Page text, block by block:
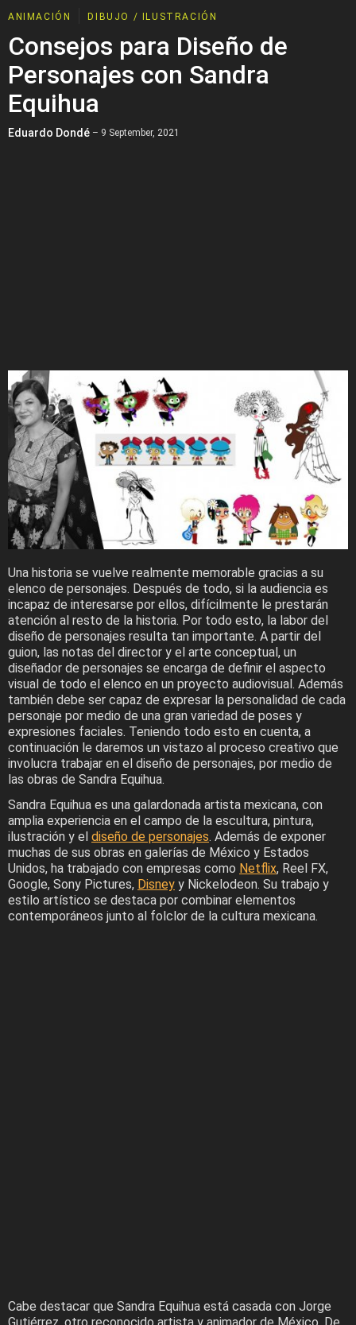
ANIMACIÓN DIBUJO / ILUSTRACIÓN
Consejos para Diseño de
Personajes con Sandra
Equihua
Eduardo Dondé – 9 September, 2021
Una historia se vuelve realmente memorable gracias a su
elenco de personajes. Después de todo, si la audiencia es
incapaz de interesarse por ellos, difícilmente le prestarán
atención al resto de la historia. Por todo esto, la labor del
diseño de personajes resulta tan importante. A partir del
guion, las notas del director y el arte conceptual, un
diseñador de personajes se encarga de definir el aspecto
visual de todo el elenco en un proyecto audiovisual. Además
también debe ser capaz de expresar la personalidad de cada
personaje por medio de una gran variedad de poses y
expresiones faciales. Teniendo todo esto en cuenta, a
continuación le daremos un vistazo al proceso creativo que
involucra trabajar en el diseño de personajes, por medio de
las obras de Sandra Equihua.
Sandra Equihua es una galardonada artista mexicana, con
amplia experiencia en el campo de la escultura, pintura,
ilustración y el diseño de personajes. Además de exponer
muchas de sus obras en galerías de México y Estados
Unidos, ha trabajado con empresas como Netflix, Reel FX,
Google, Sony Pictures, Disney y Nickelodeon. Su trabajo y
estilo artístico se destaca por combinar elementos
contemporáneos junto al folclor de la cultura mexicana.
Cabe destacar que Sandra Equihua está casada con Jorge
Gutiérrez, otro reconocido artista y animador de México. De